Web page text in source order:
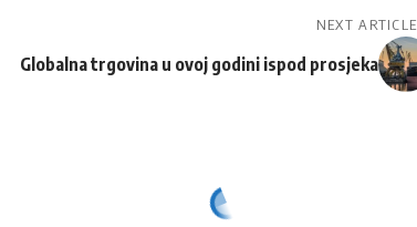
NEXT ARTICLE
Globalna trgovina u ovoj godini ispod prosjeka